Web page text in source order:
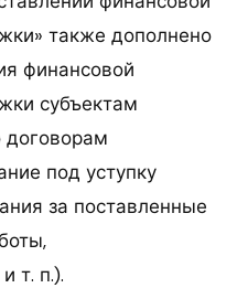
также дополнено
финансовой
субъектам
договорам
под уступку
за поставленные
т. п.).